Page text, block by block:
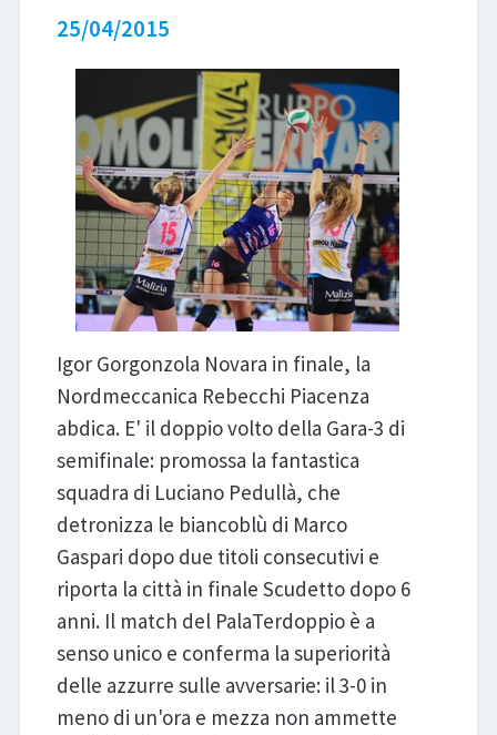
25/04/2015
Igor Gorgonzola Novara in finale, la
Nordmeccanica Rebecchi Piacenza
abdica. E' il doppio volto della Gara-3 di
semifinale: promossa la fantastica
squadra di Luciano Pedullà, che
detronizza le biancoblù di Marco
Gaspari dopo due titoli consecutivi e
riporta la città in finale Scudetto dopo 6
anni. Il match del PalaTerdoppio è a
senso unico e conferma la superiorità
delle azzurre sulle avversarie: il 3-0 in
meno di un'ora e mezza non ammette